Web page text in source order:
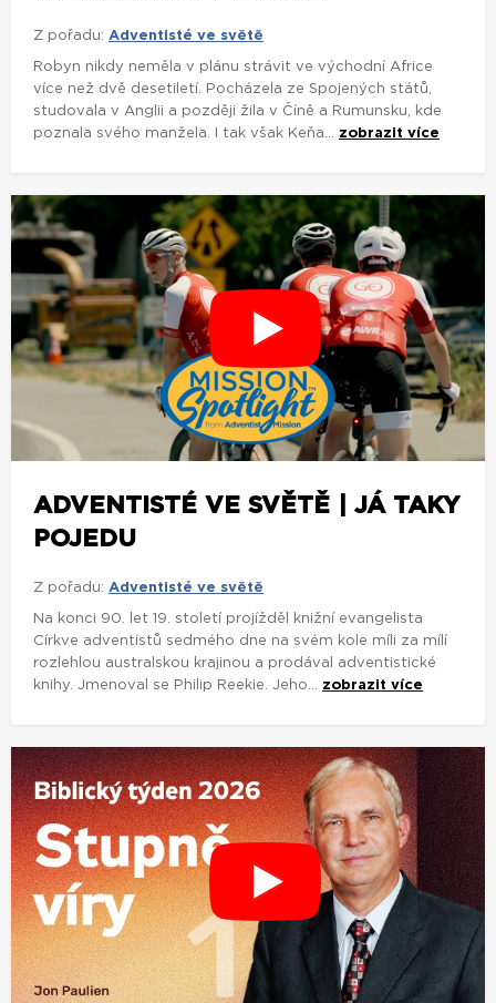
Z pořadu: Adventisté ve světě
Robyn nikdy neměla v plánu strávit ve východní Africe
více než dvě desetiletí. Pocházela ze Spojených států,
studovala v Anglii a později žila v Číně a Rumunsku, kde
poznala svého manžela. I tak však Keňa... zobrazit více
ADVENTISTÉ VE SVĚTĚ | JÁ TAKY
POJEDU
Z pořadu: Adventisté ve světě
Na konci 90. let 19. století projížděl knižní evangelista
Církve adventistů sedmého dne na svém kole míli za mílí
rozlehlou australskou krajinou a prodával adventistické
knihy. Jmenoval se Philip Reekie. Jeho... zobrazit více